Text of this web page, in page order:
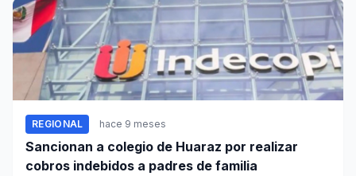
REGIONAL hace 9 meses
Sancionan a colegio de Huaraz por realizar
cobros indebidos a padres de familia